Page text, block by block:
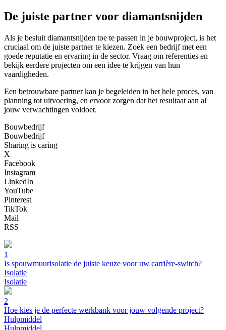
De juiste partner voor diamantsnijden
Als je besluit diamantsnijden toe te passen in je bouwproject, is het
cruciaal om de juiste partner te kiezen. Zoek een bedrijf met een
goede reputatie en ervaring in de sector. Vraag om referenties en
bekijk eerdere projecten om een idee te krijgen van hun
vaardigheden.
Een betrouwbare partner kan je begeleiden in het hele proces, van
planning tot uitvoering, en ervoor zorgen dat het resultaat aan al
jouw verwachtingen voldoet.
Bouwbedrijf
Bouwbedrijf
Sharing is caring
X
Facebook
Instagram
LinkedIn
YouTube
Pinterest
TikTok
Mail
RSS
1
Is spouwmuurisolatie de juiste keuze voor uw carrière-switch?
Isolatie
Isolatie
2
Hoe kies je de perfecte werkbank voor jouw volgende project?
Hulpmiddel